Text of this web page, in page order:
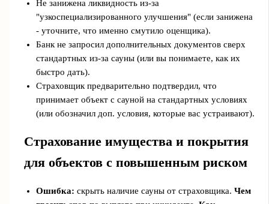
Не занижена ликвидность из-за
"узкоспециализированного улучшения" (если занижена
- уточните, что именно смутило оценщика).
Банк не запросил дополнительных документов сверх
стандартных из-за сауны (или вы понимаете, как их
быстро дать).
Страховщик предварительно подтвердил, что
принимает объект с сауной на стандартных условиях
(или обозначил доп. условия, которые вас устраивают).
Страхование имущества и покрытия
для объектов с повышенным риском
Ошибка: скрыть наличие сауны от страховщика. Чем